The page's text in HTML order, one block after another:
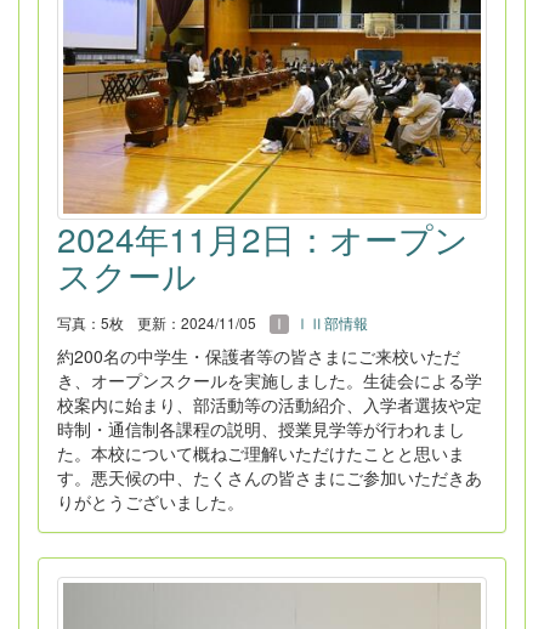
2024年11月2日：オープン
スクール
写真：5枚 更新：2024/11/05 ⅠⅡ部情報
約200名の中学生・保護者等の皆さまにご来校いただ
き、オープンスクールを実施しました。生徒会による学
校案内に始まり、部活動等の活動紹介、入学者選抜や定
時制・通信制各課程の説明、授業見学等が行われまし
た。本校について概ねご理解いただけたことと思いま
す。悪天候の中、たくさんの皆さまにご参加いただきあ
りがとうございました。